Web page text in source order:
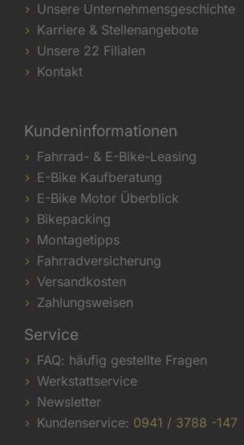
Unsere Unternehmensgeschichte
Karriere & Stellenangebote
Unsere 22 Filialen
Kontakt
Kundeninformationen
Fahrrad- & E-Bike-Leasing
E-Bike Kaufberatung
E-Bike Motor Überblick
Bikepacking
Montagetipps
Fahrradversicherung
Versandkosten
Zahlungsweisen
Service
FAQ: häufig gestellte Fragen
Werkstattservice
Newsletter
Kundenservice: 0941 / 3788 -147